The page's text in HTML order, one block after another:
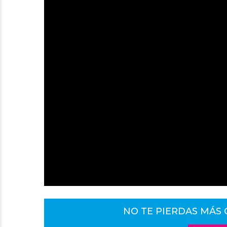
NO TE PIERDAS MÁS